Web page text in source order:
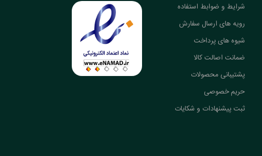
شرایط و ضوابط استفاده
رویه های ارسال سفارش
شیوه های پرداخت
ضمانت اصالت کالا
پشتیبانی محصولات
حریم خصوصی
ثبت پیشنهادات و شکایات